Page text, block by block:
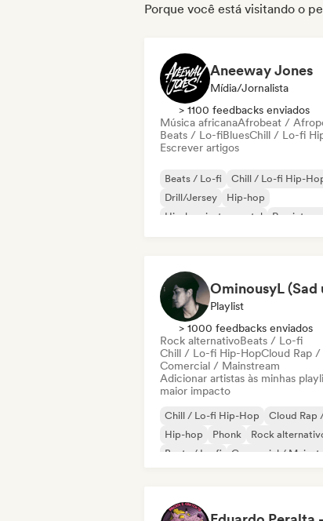
Porque você está visitando o
Aneeway Jones
Mídia/Jornalista
> 1100 feedbacks enviados
Música africanaAfrobeat /
Beats / Lo-fiBluesChill / Lo-fi
Escrever artigos
Beats / Lo-fi
Chill / Lo-fi Hip-
Drill/Jersey
Hip-hop
Hip-hop instrumental
Rap
Playlist
> 1000 feedbacks enviados
Rock alternativoBeats / Lo-fi
Chill / Lo-fi Hip-HopCloud Rap
Comercial / Mainstream
Adicionar artistas às minhas
maior impacto
Chill / Lo-fi Hip-Hop
Cloud Rap
Hip-hop
Phonk
Rock
Beats / Lo-fi
Comercial /